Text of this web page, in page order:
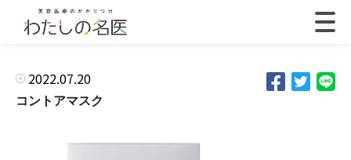
2022.07.20
コントアマスク